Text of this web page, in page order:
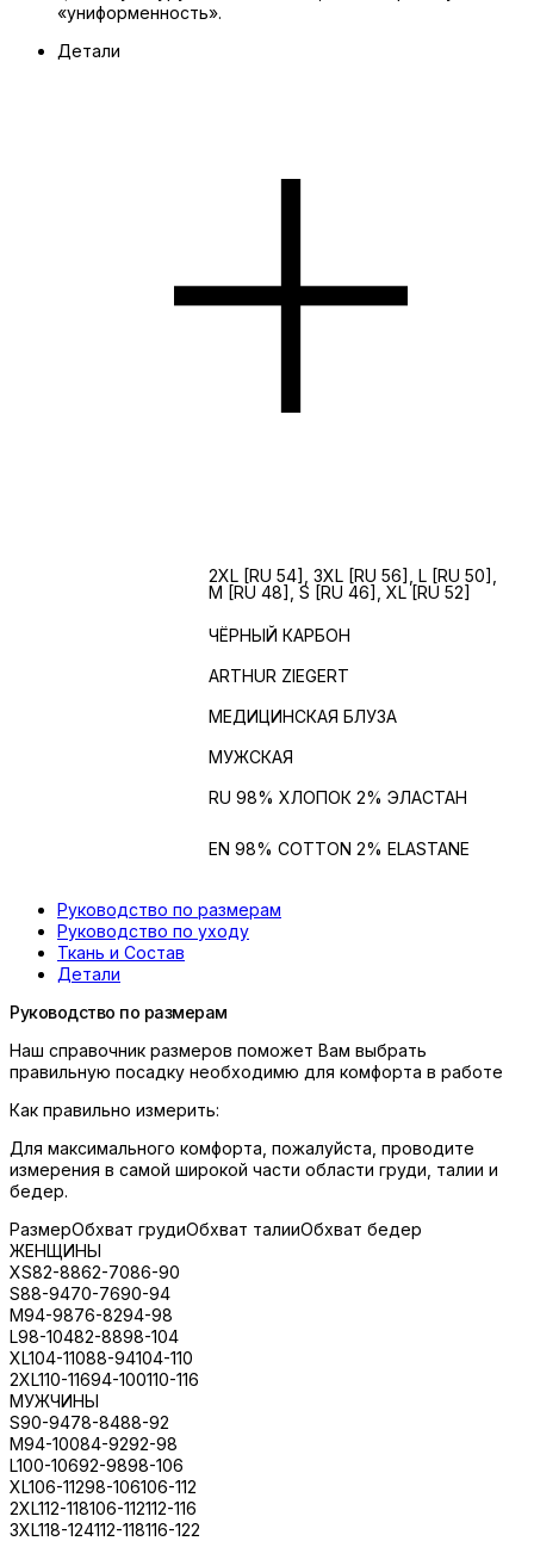
«униформенность».
Детали
2XL [RU 54], 3XL [RU 56], L [RU 50],
M [RU 48], S [RU 46], XL [RU 52]
ЧЁРНЫЙ КАРБОН
ARTHUR ZIEGERT
МЕДИЦИНСКАЯ БЛУЗА
МУЖСКАЯ
RU 98% ХЛОПОК 2% ЭЛАСТАН
EN 98% COTTON 2% ELASTANE
Руководство по размерам
Руководство по уходу
Ткань и Состав
Детали
Руководство по размерам
Наш справочник размеров поможет Вам выбрать
правильную посадку необходимю для комфорта в работе
Как правильно измерить:
Для максимального комфорта, пожалуйста, проводите
измерения в самой широкой части области груди, талии и
бедер.
РазмерОбхват грудиОбхват талииОбхват бедер
ЖЕНЩИНЫ
XS82-8862-7086-90
S88-9470-7690-94
M94-9876-8294-98
L98-10482-8898-104
XL104-11088-94104-110
2XL110-11694-100110-116
МУЖЧИНЫ
S90-9478-8488-92
M94-10084-9292-98
L100-10692-9898-106
XL106-11298-106106-112
2XL112-118106-112112-116
3XL118-124112-118116-122